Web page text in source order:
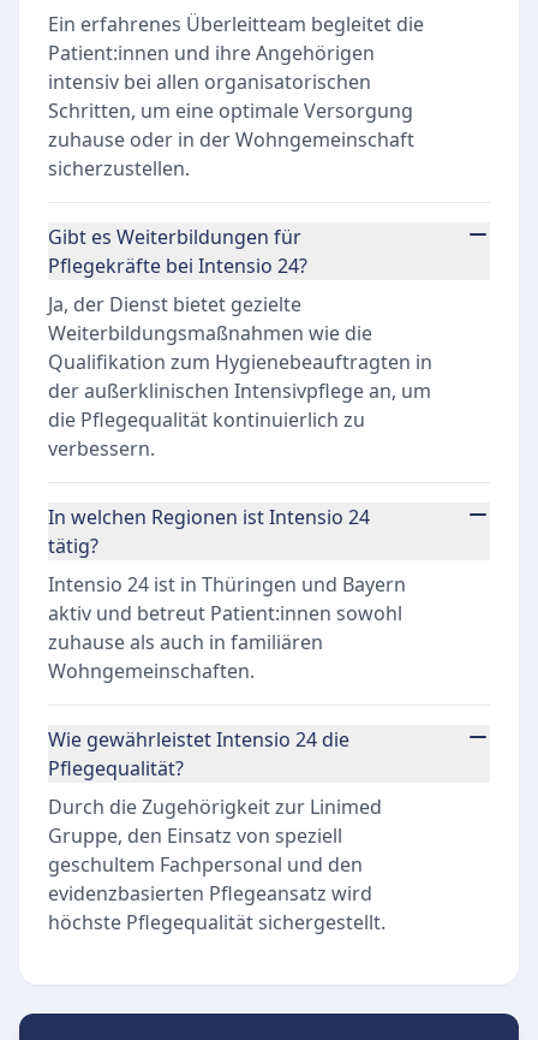
Ein erfahrenes Überleitteam begleitet die
Patient:innen und ihre Angehörigen
intensiv bei allen organisatorischen
Schritten, um eine optimale Versorgung
zuhause oder in der Wohngemeinschaft
sicherzustellen.
Gibt es Weiterbildungen für
Pflegekräfte bei Intensio 24?
Ja, der Dienst bietet gezielte
Weiterbildungsmaßnahmen wie die
Qualifikation zum Hygienebeauftragten in
der außerklinischen Intensivpflege an, um
die Pflegequalität kontinuierlich zu
verbessern.
In welchen Regionen ist Intensio 24
tätig?
Intensio 24 ist in Thüringen und Bayern
aktiv und betreut Patient:innen sowohl
zuhause als auch in familiären
Wohngemeinschaften.
Wie gewährleistet Intensio 24 die
Pflegequalität?
Durch die Zugehörigkeit zur Linimed
Gruppe, den Einsatz von speziell
geschultem Fachpersonal und den
evidenzbasierten Pflegeansatz wird
höchste Pflegequalität sichergestellt.